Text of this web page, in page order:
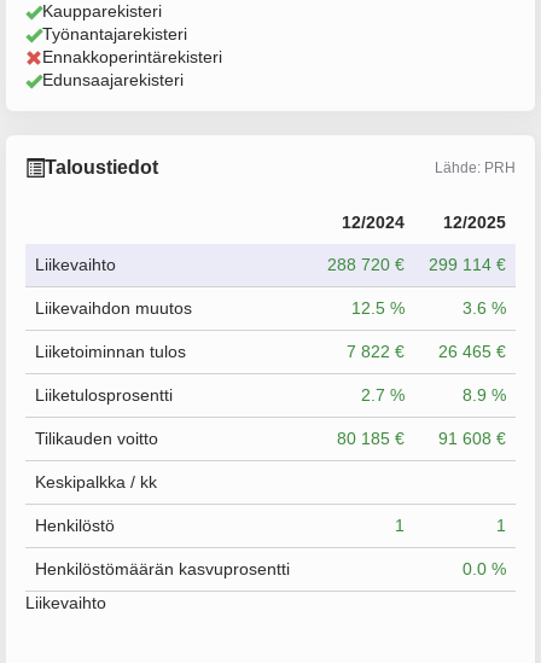
Kaupparekisteri
Työnantajarekisteri
Ennakkoperintärekisteri
Edunsaajarekisteri
Taloustiedot Lähde: PRH
12/2024 12/2025
Liikevaihto 288 720 € 299 114 €
Liikevaihdon muutos 12.5 % 3.6 %
Liiketoiminnan tulos 7 822 € 26 465 €
Liiketulosprosentti 2.7 % 8.9 %
Tilikauden voitto 80 185 € 91 608 €
Keskipalkka / kk
Henkilöstö 1 1
Henkilöstömäärän kasvuprosentti
0.0 %
Liikevaihto